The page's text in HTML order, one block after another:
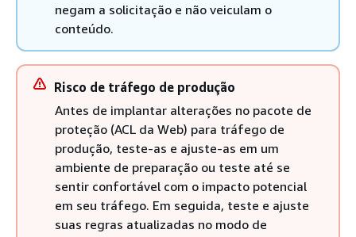
negam a solicitação e não veiculam o
conteúdo.
Risco de tráfego de produção
Antes de implantar alterações no pacote de
proteção (ACL da Web) para tráfego de
produção, teste-as e ajuste-as em um
ambiente de preparação ou teste até se
sentir confortável com o impacto potencial
em seu tráfego. Em seguida, teste e ajuste
suas regras atualizadas no modo de